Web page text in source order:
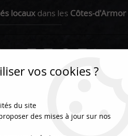
locaux dans les Côtes-d'Armor
vos cookies ?
du site
des mises à jour sur nos